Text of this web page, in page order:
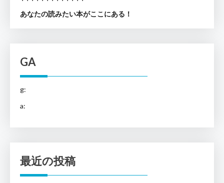
あなたの読みたい本がここにある！
GA
g:
a:
最近の投稿